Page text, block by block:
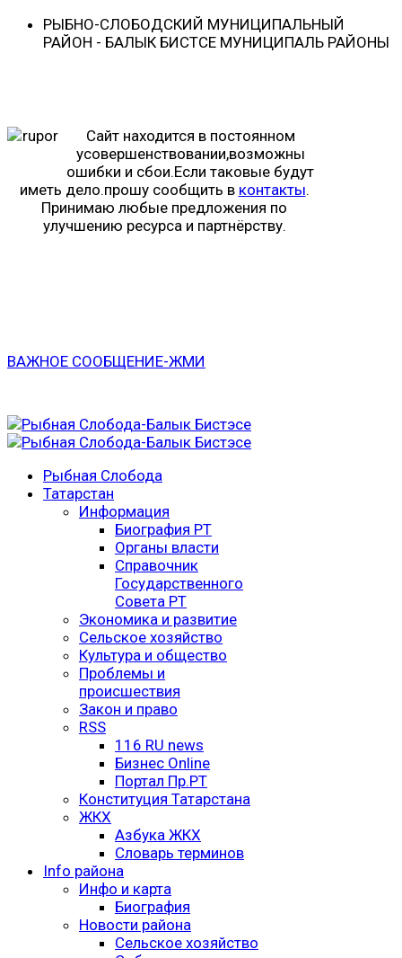
РЫБНО-CЛОБОДСКИЙ МУНИЦИПАЛЬНЫЙ
РАЙОН - БАЛЫК БИСТӘСЕ МУНИЦИПАЛЬ РАЙОНЫ
Сайт находится в постоянном
усовершенствовании,возможны
ошибки и сбои.Если таковые будут
иметь дело.прошу сообщить в контакты.
Принимаю любые предложения по
улучшению ресурса и партнёрству.
ВАЖНОЕ СООБЩЕНИЕ-ЖМИ
Рыбная Слобода
Татарстан
Информация
Биография РТ
Органы власти
Справочник
Государственного
Совета РТ
Экономика и развитие
Сельское хозяйство
Культура и общество
Проблемы и
происшествия
Закон и право
RSS
116 RU news
Бизнес Online
Портал Пр.РТ
Конституция Татарстана
ЖКХ
Азбука ЖКХ
Словарь терминов
Info района
Инфо и карта
Биография
Новости района
Сельское хозяйство